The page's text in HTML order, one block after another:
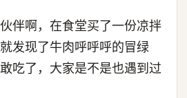
伴啊，在食堂买了一份凉拌
发现了牛肉呼呼呼的冒绿
吃了，大家是不是也遇到过